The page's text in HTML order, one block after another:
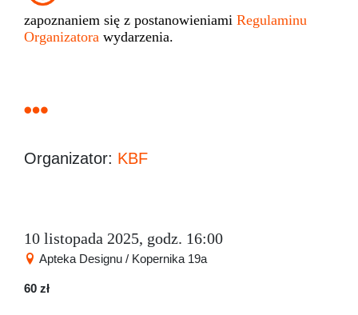
zapoznaniem się z postanowieniami Regulaminu
Organizatora wydarzenia.
Organizator: KBF
10 listopada 2025, godz. 16:00
Apteka Designu / Kopernika 19a
60 zł